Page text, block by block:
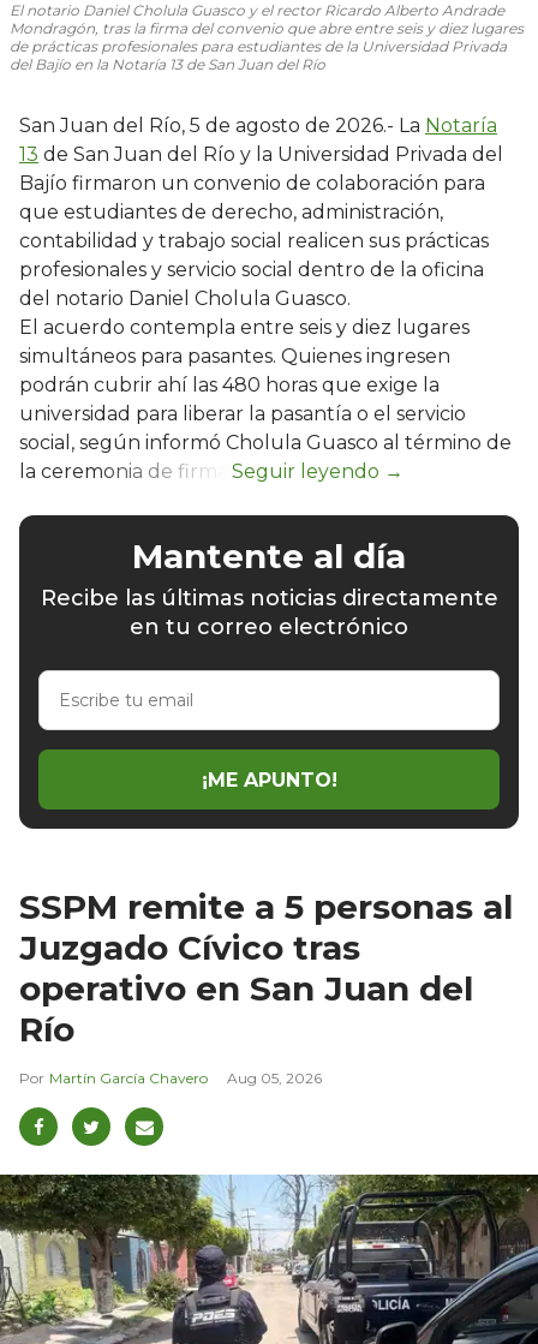
El notario Daniel Cholula Guasco y el rector Ricardo Alberto Andrade
Mondragón, tras la firma del convenio que abre entre seis y diez lugares
de prácticas profesionales para estudiantes de la Universidad Privada
del Bajío en la Notaría 13 de San Juan del Río
San Juan del Río, 5 de agosto de 2026.- La Notaría
13 de San Juan del Río y la Universidad Privada del
Bajío firmaron un convenio de colaboración para
que estudiantes de derecho, administración,
contabilidad y trabajo social realicen sus prácticas
profesionales y servicio social dentro de la oficina
del notario Daniel Cholula Guasco.
El acuerdo contempla entre seis y diez lugares
simultáneos para pasantes. Quienes ingresen
podrán cubrir ahí las 480 horas que exige la
universidad para liberar la pasantía o el servicio
social, según informó Cholula Guasco al término de
la ceremonia de firma.
Mantente al día
Recibe las últimas noticias directamente
en tu correo electrónico
Escribe
email
¡ME APUNTO!
SSPM remite a 5 personas al
Juzgado Cívico tras
operativo en San Juan del
Río
Martín García Chavero Aug 05, 2026